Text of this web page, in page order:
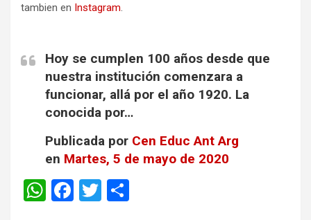
tambien en Instagram.
Hoy se cumplen 100 años desde que
nuestra institución comenzara a
funcionar, allá por el año 1920. La
conocida por…
Publicada por Cen Educ Ant Arg
en Martes, 5 de mayo de 2020
W F
T